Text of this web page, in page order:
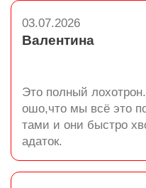
03.07.2026
Валентина
Это полный
ошо,что мы всё это
тами и они быстро
адаток.